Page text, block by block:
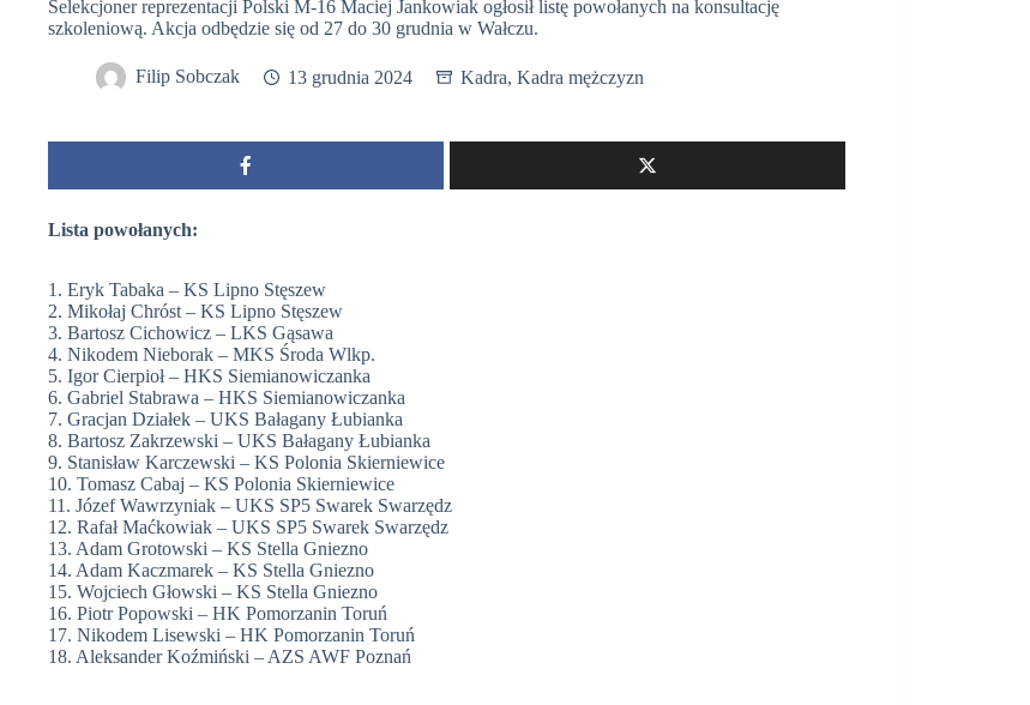
Selekcjoner reprezentacji Polski M-16 Maciej Jankowiak ogłosił listę powołanych na konsultację
szkoleniową. Akcja odbędzie się od 27 do 30 grudnia w Wałczu.
Filip Sobczak 13 grudnia 2024 Kadra, Kadra mężczyzn
Lista powołanych:
1. Eryk Tabaka – KS Lipno Stęszew
2. Mikołaj Chróst – KS Lipno Stęszew
3. Bartosz Cichowicz – LKS Gąsawa
4. Nikodem Nieborak – MKS Środa Wlkp.
5. Igor Cierpioł – HKS Siemianowiczanka
6. Gabriel Stabrawa – HKS Siemianowiczanka
7. Gracjan Działek – UKS Bałagany Łubianka
8. Bartosz Zakrzewski – UKS Bałagany Łubianka
9. Stanisław Karczewski – KS Polonia Skierniewice
10. Tomasz Cabaj – KS Polonia Skierniewice
11. Józef Wawrzyniak – UKS SP5 Swarek Swarzędz
12. Rafał Maćkowiak – UKS SP5 Swarek Swarzędz
13. Adam Grotowski – KS Stella Gniezno
14. Adam Kaczmarek – KS Stella Gniezno
15. Wojciech Głowski – KS Stella Gniezno
16. Piotr Popowski – HK Pomorzanin Toruń
17. Nikodem Lisewski – HK Pomorzanin Toruń
18. Aleksander Koźmiński – AZS AWF Poznań